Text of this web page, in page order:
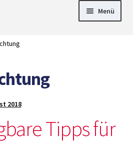
Menü
Leuchtmittel
Versandarten
► Zahlarten
2018
Tipps für